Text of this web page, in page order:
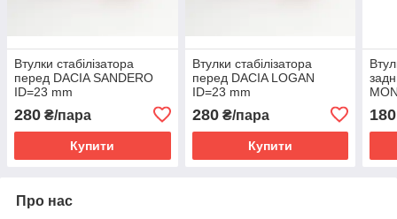
Втулки стабілізатора
перед DACIA SANDERO
ID=23 mm
280 ₴/пара
Купити
Втулки стабілізатора
перед DACIA LOGAN
ID=23 mm
280₴/пара
Купити
180
Про нас